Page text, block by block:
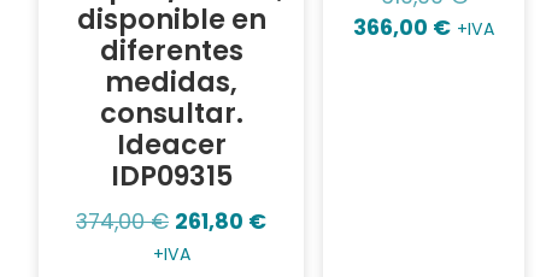
disponible en
diferentes
medidas,
consultar.
Ideacer
IDP09315
374,00€ 261,80 €
+IVA
366,00 € +IVA